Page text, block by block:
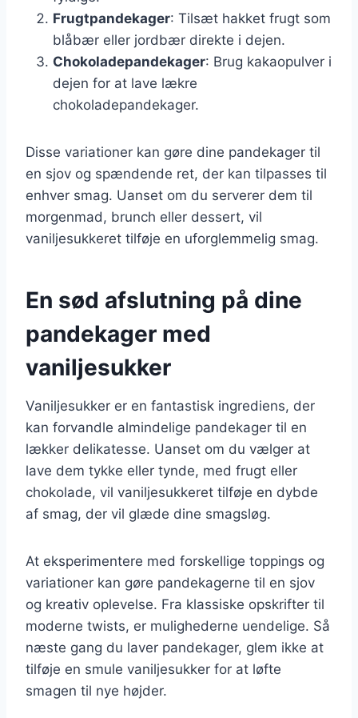
Frugtpandekager: Tilsæt hakket frugt som
blåbær eller jordbær direkte i dejen.
Chokoladepandekager: Brug kakaopulver i
dejen for at lave lækre
chokoladepandekager.
Disse variationer kan gøre dine pandekager til
en sjov og spændende ret, der kan tilpasses til
enhver smag. Uanset om du serverer dem til
morgenmad, brunch eller dessert, vil
vaniljesukkeret tilføje en uforglemmelig smag.
En sød afslutning på dine
pandekager med
vaniljesukker
Vaniljesukker er en fantastisk ingrediens, der
kan forvandle almindelige pandekager til en
lækker delikatesse. Uanset om du vælger at
lave dem tykke eller tynde, med frugt eller
chokolade, vil vaniljesukkeret tilføje en dybde
af smag, der vil glæde dine smagsløg.
At eksperimentere med forskellige toppings og
variationer kan gøre pandekagerne til en sjov
og kreativ oplevelse. Fra klassiske opskrifter til
moderne twists, er mulighederne uendelige. Så
næste gang du laver pandekager, glem ikke at
tilføje en smule vaniljesukker for at løfte
smagen til nye højder.